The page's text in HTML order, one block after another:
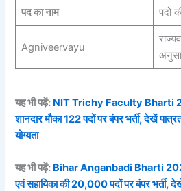
पद का नाम पदों
Agniveervayu
यह भी पढ़ें: NIT Trichy Faculty Bharti
शानदार मौका 122 पदों पर बंपर भर्ती, देखें
योग्यता
यह भी पढ़ें: Bihar Anganbadi Bharti
एवं सहायिका की 20,000 पदों पर बंपर भर्ती,